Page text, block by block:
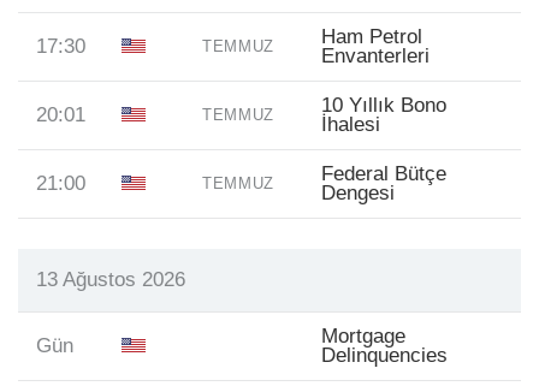
17:30 TEMMUZ
Ham Petrol
Envanterleri
20:01 TEMMUZ
10 Yıllık Bono
İhalesi
21:00 TEMMUZ
Federal Bütçe
Dengesi
13 Ağustos 2026
Gün
Mortgage
Delinquencies